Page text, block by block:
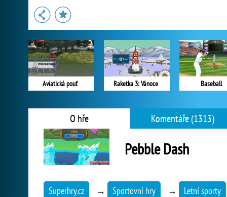
Aviatická pouť Raketka 3: Vánoce Baseball
O hře Komentáře (1313)
Pebble Dash
Superhry.cz → Sportovní hry → Letní sporty